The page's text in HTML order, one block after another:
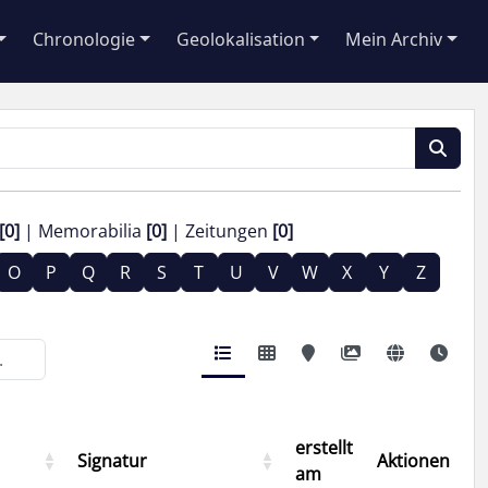
Chronologie Geolokalisation Mein Archiv
Memorabilia [0] Zeitungen [0]
O
P Q R S T U V W X Y Z
Signatur
erstellt
am
Aktionen